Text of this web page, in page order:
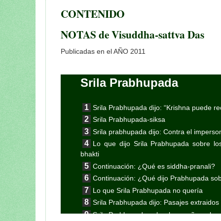
CONTENIDO
NOTAS de Visuddha-sattva Das
Publicadas en el AÑO 2011
Srila Prabhupada
Srila Prabhupada dijo: “Krishna puede
Srila Prabhupada-siksa
Srila prabhupada dijo: Contra el
Lo que dijo Srila Prabhupada sobre
bhakti
Continuación: ¿Qué es siddha-pranali?
Continuación: ¿Qué dijo Prabhupada
Lo que Srila Prabhupada no quería
Srila Prabhupada dijo: Pasajes
Srila Prabhupada sobre los sueños y